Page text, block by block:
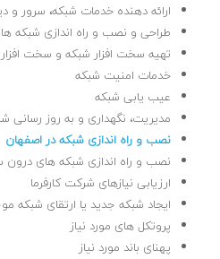
ارائه دهنده خدمات شبکه، سرور و
طراحی و نصب و راه اندازی شبکه
تهیه سخت افزار شبکه و سخت
خدمات امنیت شبکه
عیب یابی شبکه
مدیریت، نگهداری و به روز
نصب و راه اندازی شبکه در اصفهان
نصب و راه اندازی شبکه های درون
ارزیابی نیازهای شرکت کارفرما
ایجاد شبکه جدید یا ارتقای شبکه
پروتکل های مورد نیاز
پهنای باند مورد نیاز